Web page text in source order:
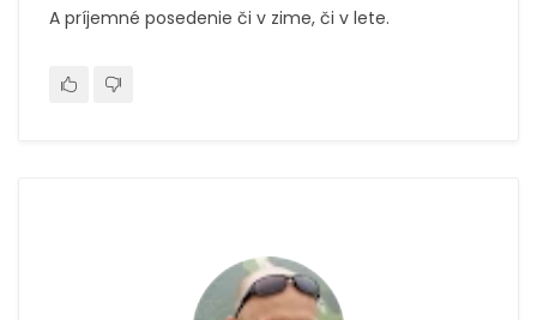
A príjemné posedenie či v zime, či v lete.